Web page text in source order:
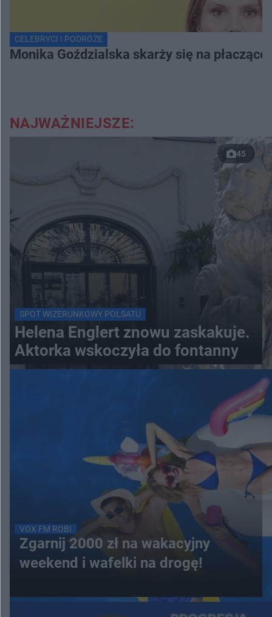
CELEBRYCI I PODRÓŻE
Monika Goździalska skarży się na
NAJWAŻNIEJSZE:
45
SPOT WIZERUNKOWY POLSATU
Helena Englert znowu zaskakuje.
Aktorka wskoczyła do fontanny
VOX FM ROBI
Zgarnij 2000 zł na wakacyjny
weekend i wafelki na drogę!